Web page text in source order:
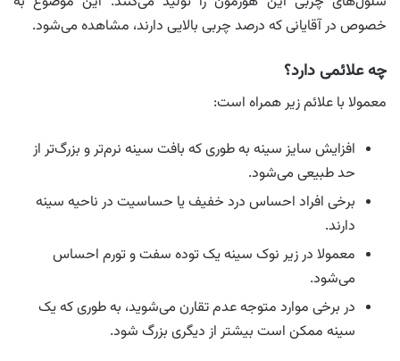
خصوص در آقایانی که درصد چربی بالایی دارند، مشاهده می‌شود.
چه علائمی دارد؟
معمولا با علائم زیر همراه است:
افزایش سایز سینه به طوری که بافت سینه نرم‌تر و بزرگ‌تر از
حد طبیعی می‌شود.
برخی افراد احساس درد خفیف یا حساسیت در ناحیه سینه
دارند.
معمولا در زیر نوک سینه یک توده سفت و تورم احساس
می‌شود.
در برخی موارد متوجه عدم تقارن می‌شوید، به طوری که یک
سینه ممکن است بیشتر از دیگری بزرگ شود.